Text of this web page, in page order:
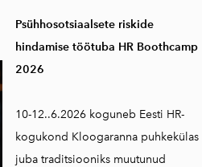
Psühhosotsiaalsete riskide
hindamise töötuba HR Boothcamp
2026
10-12..6.2026 koguneb Eesti HR-
kogukond Kloogaranna puhkekülas
juba traditsiooniks muutunud